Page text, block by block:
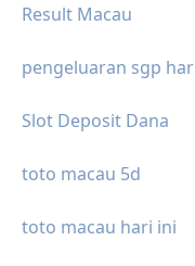
Result Macau
pengeluaran sgp
Slot Deposit Dana
toto macau 5d
toto macau hari ini